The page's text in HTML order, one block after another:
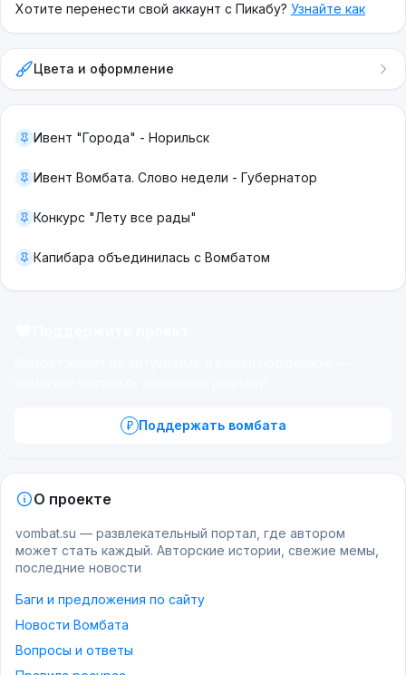
Хотите перенести свой аккаунт с Пикабу? Узнайте как
Цвета и оформление
Ивент "Города" - Норильск
Ивент Вомбата. Слово недели - Губернатор
Конкурс "Лету все рады"
Капибара объединилась с Вомбатом
Поддержать вомбата
О проекте
vombat.su — развлекательный портал, где автором
может стать каждый. Авторские истории, свежие мемы,
последние новости
Баги и предложения по сайту
Новости Вомбата
Вопросы и ответы